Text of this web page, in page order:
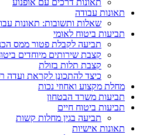
תאונות עבודה
שאלות ותשובות: תאונות
תביעות ביטוח לאומי
תביעה לקבלת פטור ממס
קצבת שירותים מיוחדים
קצבת תלות בזולת
כיצד להתכונן לקראת ועדה
מחלת מקצוע ואחוזי נכות
תביעות משרד הבטחון
תביעות ביטוח חיים
תביעה בגין מחלות קשות
תאונות אישיות